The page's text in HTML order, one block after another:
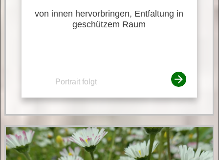
von innen hervorbringen, Entfaltung in
geschützem Raum
Portrait folgt